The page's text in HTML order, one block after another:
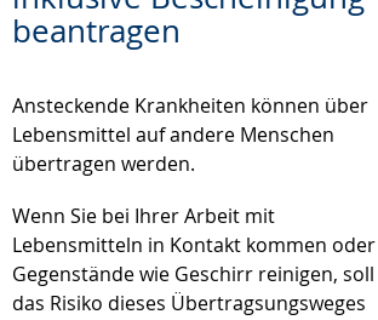
beantragen
Ansteckende Krankheiten können über
Lebensmittel auf andere Menschen
übertragen werden.
Wenn Sie bei Ihrer Arbeit mit
Lebensmitteln in Kontakt kommen oder
Gegenstände wie Geschirr reinigen, soll
das Risiko dieses Übertragsungsweges